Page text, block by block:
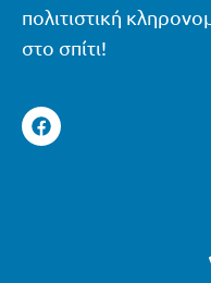
πολιτιστική
στο σπίτι!